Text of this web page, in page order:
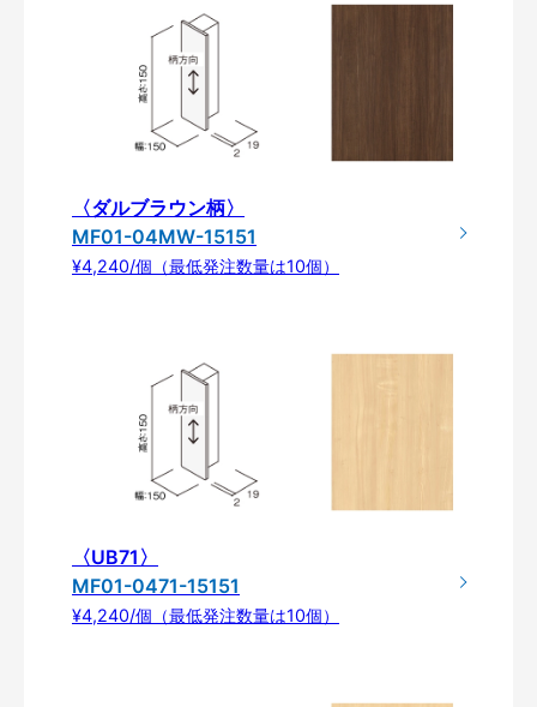
〈ダルブラウン柄〉
MF01-04MW-15151
¥4,240/個（最低発注数量は10個）
〈UB71〉
MF01-0471-15151
¥4,240/個（最低発注数量は10個）